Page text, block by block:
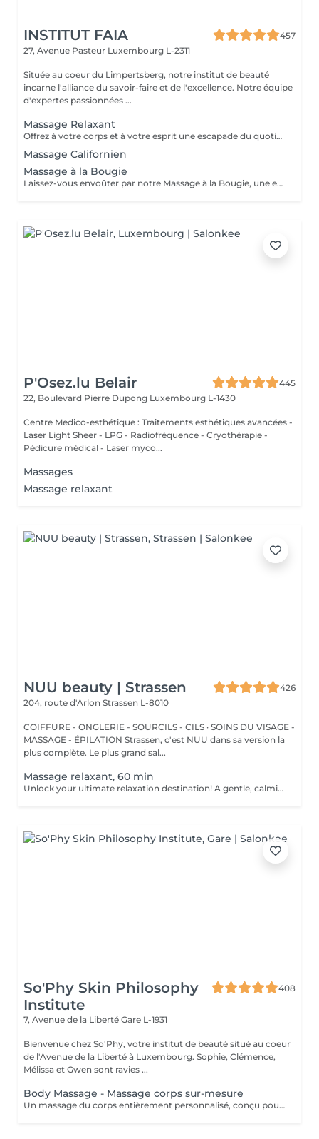
INSTITUT FAIA
457
27, Avenue Pasteur Luxembourg L-2311
Située au coeur du Limpertsberg, notre institut de beauté
incarne l'alliance du savoir-faire et de l'excellence. Notre équipe
d'expertes passionnées ...
Massage Relaxant
Offrez à votre corps et à votre esprit une escapade du quotidien avec notre Massage Relaxant. Conçu pour apaiser les muscles tendus et l'esprit agité, ce massage est une invitation à la tranquillité. Les gestes doux et enveloppants vous plongent dans un état de détente profonde, éliminant le stress et favorisant une relaxation totale. Laissez-vous dorloter, ressourcez-vous et repartez avec un sourire apaisé.
Massage Californien
Massage à la Bougie
Laissez-vous envoûter par notre Massage à la Bougie, une expérience sensorielle unique. La chaleur douce et apaisante de la cire fondue associée à des mouvements délicats vous transporte dans un cocon de relaxation. Vos sens seront comblés par les parfums apaisants de nos bougies spécialement conçues. Plongez dans un état de béatitude et ressortez avec une peau soyeuse et un esprit apaisé.
P'Osez.lu Belair
445
22, Boulevard Pierre Dupong Luxembourg L-1430
Centre Medico-esthétique : Traitements esthétiques avancées -
Laser Light Sheer - LPG - Radiofréquence - Cryothérapie -
Pédicure médical - Laser myco...
Massages
Massage relaxant
NUU beauty | Strassen
426
204, route d'Arlon Strassen L-8010
COIFFURE - ONGLERIE - SOURCILS - CILS · SOINS DU VISAGE -
MASSAGE - ÉPILATION Strassen, c'est NUU dans sa version la
plus complète. Le plus grand sal...
Massage relaxant, 60 min
Unlock your ultimate relaxation destination! A gentle, calming experience designed to soothe the nervous system and melt away daily stress. Long, flowing strokes, soft pressure, and calming aromas help you drift into deep relaxation and leave you feeling refreshed, rebalanced, and renewed. Age restrictions: there are no age restrictions for this procedure. Post procedure recommendations: do not do sport and any sharp movements 2-3 hours after the procedure. Frequency: 1-2 times per week, 10 times in total. Repeat once in 3-6 months.
So'Phy Skin Philosophy
Institute
408
7, Avenue de la Liberté Gare L-1931
Bienvenue chez So'Phy, votre institut de beauté situé au coeur
de l'Avenue de la Liberté à Luxembourg. Sophie, Clémence,
Mélissa et Gwen sont ravies ...
Body Massage - Massage corps sur-mesure
Un massage du corps entièrement personnalisé, conçu pour s'adapter à vos besoins et aux tensions ressenties. Dès votre installation sur une table chauffante, tout est pensé pour favoriser le relâchement et le confort. L'huile utilisée est choisie selon vos préférences pour accompagner ce moment de détente. Grâce à une combinaison de manuvres enveloppantes, de pressions ciblées, d'étirements et de gestes drainants, ce massage agit en profondeur pour libérer les tensions, relâcher les zones contractées et procurer une sensation de légèreté. La pression et le rythme sont ajustés tout au long du soin afin de vous offrir un équilibre entre relaxation et efficacité. Une version adaptée est également proposée pour les femmes enceintes (45 minutes), garantissant un moment de détente en toute sécurité. Un soin idéal pour relâcher les tensions du corps, apaiser l'esprit et retrouver une sensation de bien-être global.